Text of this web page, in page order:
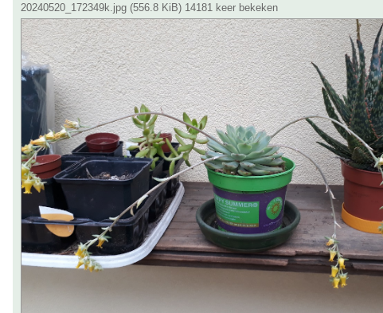
20240520_172349k.jpg (556.8 KiB) 14181 keer bekeken